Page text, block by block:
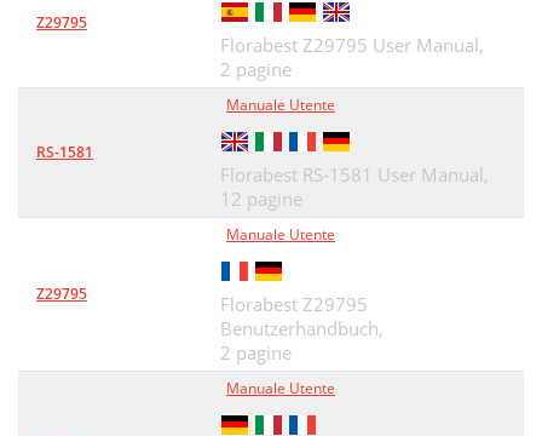
Z29795
Florabest Z29795 User Manual,
2 pagine
RS-1581
Manuale Utente
Florabest RS-1581 User Manual,
12 pagine
Z29795
Manuale Utente
Florabest Z29795
Benutzerhandbuch,
2 pagine
Manuale Utente